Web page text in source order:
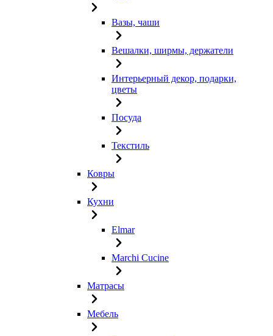
Вазы, чаши
Вешалки, ширмы, держатели
Интерьерный декор, подарки,
цветы
Посуда
Текстиль
Ковры
Кухни
Elmar
Marchi Cucine
Матрасы
Мебель